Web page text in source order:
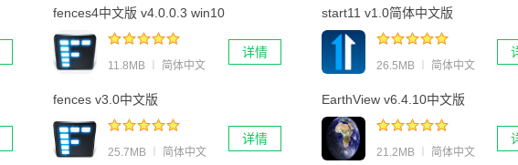
fences4中文版 v4.0.0.3 win10
11.8MB ︱ 简体中文
详情
start11 v1.0简体中文版
26.5MB ︱ 简体中文
fences v3.0中文版
25.7MB ︱ 简体中文
详情
EarthView v6.4.10中文版
21.2MB ︱ 简体中文